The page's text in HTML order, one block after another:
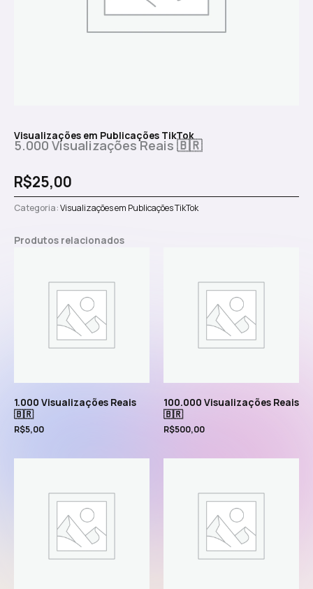
Visualizações em Publicações TikTok
5.000 Visualizações Reais 🇧🇷
R$25,00
Categoria:Visualizações em Publicações TikTok
Produtos relacionados
1.000 Visualizações Reais
🇧🇷
R$5,00
100.000 Visualizações Reais
🇧🇷
R$500,00